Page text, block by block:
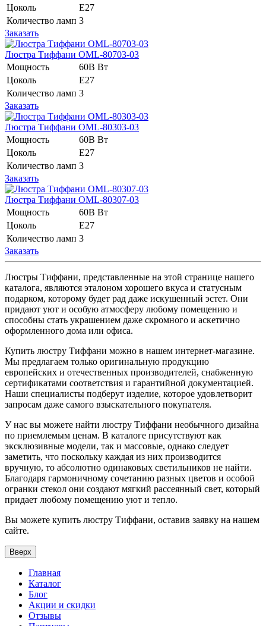
Цоколь
E27
Количество ламп 3
Заказать
Люстра Тиффани OML-80703-03
Мощность
60В Вт
Цоколь
E27
Количество ламп 3
Заказать
Люстра Тиффани OML-80303-03
Мощность
60В Вт
Цоколь
E27
Количество ламп 3
Заказать
Люстра Тиффани OML-80307-03
Мощность
60В Вт
Цоколь
E27
Количество ламп 3
Заказать
Люстры Тиффани, представленные на этой странице нашего
каталога, являются эталоном хорошего вкуса и статусным
подарком, которому будет рад даже искушенный эстет. Они
придают уют и особую атмосферу любому помещению и
способны стать украшением даже скромного и аскетично
оформленного дома или офиса.
Купить люстру Тиффани можно в нашем интернет-магазине.
Мы предлагаем только оригинальную продукцию
европейских и отечественных производителей, снабженную
сертификатами соответствия и гарантийной документацией.
Наши специалисты подберут изделие, которое удовлетворит
запросам даже самого взыскательного покупателя.
У нас вы можете найти люстру Тиффани необычного дизайна
по приемлемым ценам. В каталоге присутствуют как
эксклюзивные модели, так и массовые, однако следует
заметить, что поскольку каждая из них производится
вручную, то абсолютно одинаковых светильников не найти.
Благодаря гармоничному сочетанию разных цветов и особой
огранки стекол они создают мягкий рассеянный свет, который
придает любому помещению уют и тепло.
Вы можете купить люстру Тиффани, оставив заявку на нашем
сайте.
Вверх
Главная
Каталог
Блог
Акции и скидки
Отзывы